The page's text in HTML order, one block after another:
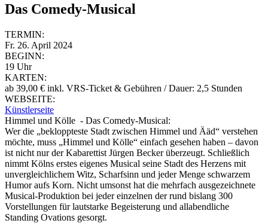
Das Comedy-Musical
TERMIN:
Fr. 26. April 2024
BEGINN:
19 Uhr
KARTEN:
ab 39,00 € inkl. VRS-Ticket & Gebühren / Dauer: 2,5 Stunden
WEBSEITE:
Künstlerseite
Himmel und Kölle - Das Comedy-Musical:
Wer die „bekloppteste Stadt zwischen Himmel und Ääd“ verstehen
möchte, muss „Himmel und Kölle“ einfach gesehen haben – davon
ist nicht nur der Kabarettist Jürgen Becker überzeugt. Schließlich
nimmt Kölns erstes eigenes Musical seine Stadt des Herzens mit
unvergleichlichem Witz, Scharfsinn und jeder Menge schwarzem
Humor aufs Korn. Nicht umsonst hat die mehrfach ausgezeichnete
Musical-Produktion bei jeder einzelnen der rund bislang 300
Vorstellungen für lautstarke Begeisterung und allabendliche
Standing Ovations gesorgt.